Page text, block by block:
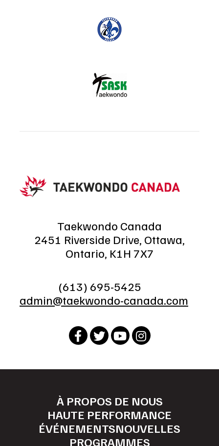
Taekwondo Canada
2451 Riverside Drive, Ottawa,
Ontario, K1H 7X7
(613) 695-5425
admin@taekwondo-canada.com
À PROPOS DE NOUS
HAUTE PERFORMANCE
ÉVÉNEMENTSNOUVELLES
PROGRAMMES